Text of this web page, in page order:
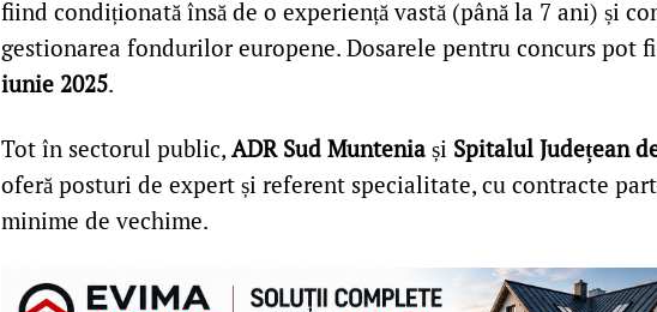
fiind condiționată însă de o experiență vastă (până la 7 ani) și
gestionarea fondurilor europene. Dosarele pentru concurs pot fi
iunie 2025.
Tot în sectorul public, ADR Sud Muntenia și Spitalul Județean
oferă posturi de expert și referent specialitate, cu contracte
minime de vechime.